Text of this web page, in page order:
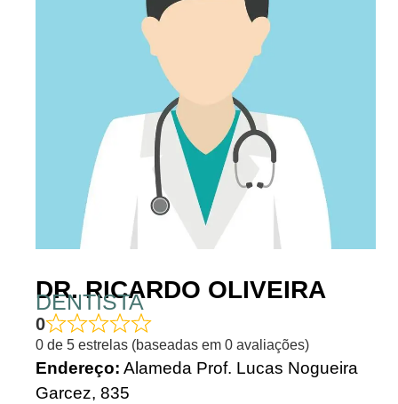
DR. RICARDO OLIVEIRA
DENTISTA
0
0 de 5 estrelas (baseadas em 0 avaliações)
Endereço: Alameda Prof. Lucas Nogueira
Garcez, 835